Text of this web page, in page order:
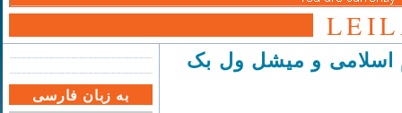
به زبان فارسی
اسلامی و میشل ول بک